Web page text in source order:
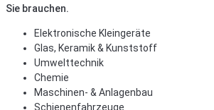
Sie brauchen.
Elektronische Kleingeräte
Glas, Keramik & Kunststoff
Umwelttechnik
Chemie
Maschinen- & Anlagenbau
Schienenfahrzeuge